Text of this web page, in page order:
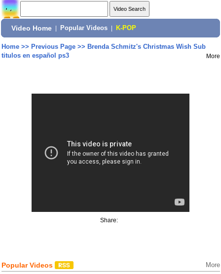
Video Home Popular Videos K-POP
Home>> Previous Page>> Brenda Schmitz's Christmas Wish Sub
titulos en español ps3
More
Share:
Popular Videos More